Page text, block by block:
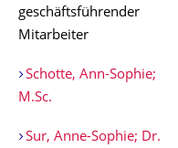
geschäftsführender
Mitarbeiter
Schotte, Ann-Sophie;
M.Sc.
Sur, Anne-Sophie; Dr.